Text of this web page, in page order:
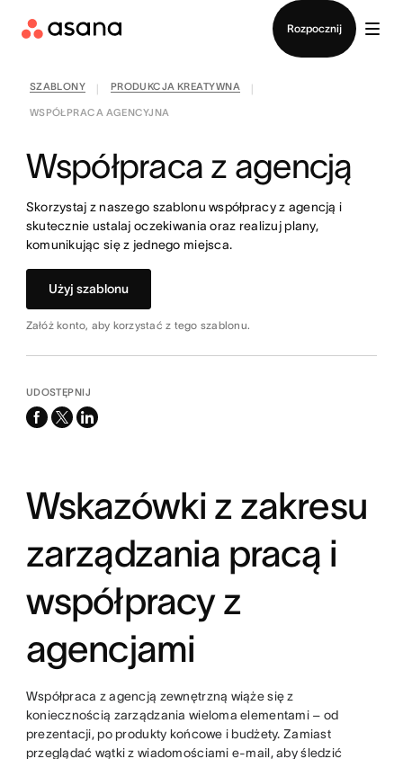
Rozpocznij
SZABLONY PRODUKCJA KREATYWNA
WSPÓŁPRACA AGENCYJNA
Współpraca z agencją
Skorzystaj z naszego szablonu współpracy z agencją i
skutecznie ustalaj oczekiwania oraz realizuj plany,
komunikując się z jednego miejsca.
Użyj szablonu
Załóż konto, aby korzystać z tego szablonu.
UDOSTĘPNIJ
facebook
x-
linkedin
Wskazówki z zakresu
zarządzania pracą i
współpracy z
agencjami
Współpraca z agencją zewnętrzną wiąże się z
koniecznością zarządzania wieloma elementami – od
prezentacji, po produkty końcowe i budżety. Zamiast
przeglądać wątki z wiadomościami e-mail, aby śledzić